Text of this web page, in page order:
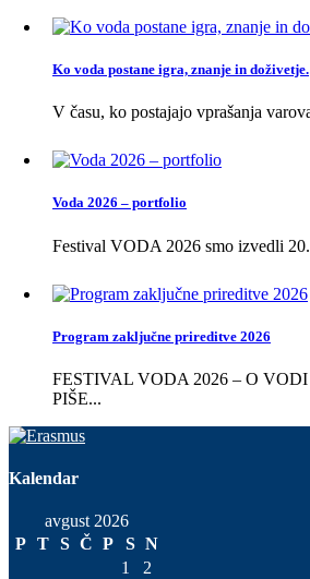
Ko voda postane igra, znanje in doživetje.
V času, ko postajajo vprašanja
Voda 2026 – portfolio
Festival VODA 2026 smo izvedli
Program zaključne prireditve 2026
FESTIVAL VODA 2026 – O
PIŠE...
Kalendar
avgust 2026
P T S Č P S N
1
2